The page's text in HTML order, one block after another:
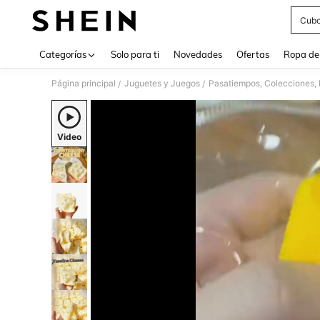
Categorías Solo para ti Novedades Ofertas Ropa
Página principal / Juguetes y Juegos / Pasatiempos, Colecciones,
Video